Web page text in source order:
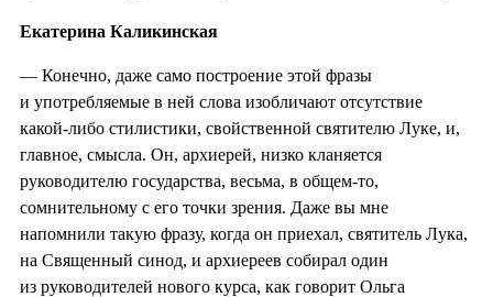
Екатерина Каликинская
— Конечно, даже само построение этой фразы
и употребляемые в ней слова изобличают отсутствие
какой-либо стилистики, свойственной святителю Луке, и,
главное, смысла. Он, архиерей, низко кланяется
руководителю государства, весьма, в общем-то,
сомнительному с его точки зрения. Даже вы мне
напомнили такую фразу, когда он приехал, святитель Лука,
на Священный синод, и архиереев собирал один
из руководителей нового курса, как говорит Ольга